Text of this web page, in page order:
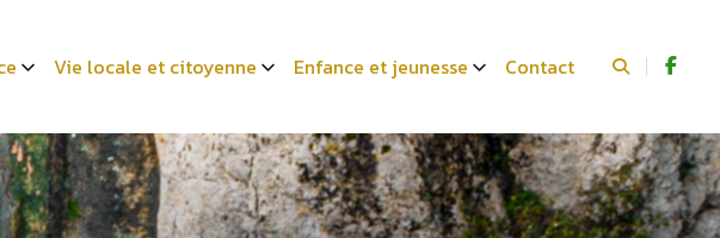
Vie locale et citoyenne Enfance et jeunesse Contact